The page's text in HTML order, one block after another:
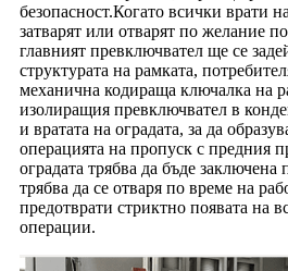
безопасност.Когато всички врати
затварят или отварят по желание
главният превключвател ще се
структурата на рамката,
механична кодираща ключалка на
изолиращия превключвател в
и вратата на оградата, за да
операцията на пропуск с предния
оградата трябва да бъде заключена
трябва да се отваря по време на
предотврати стриктно появата на
операции.